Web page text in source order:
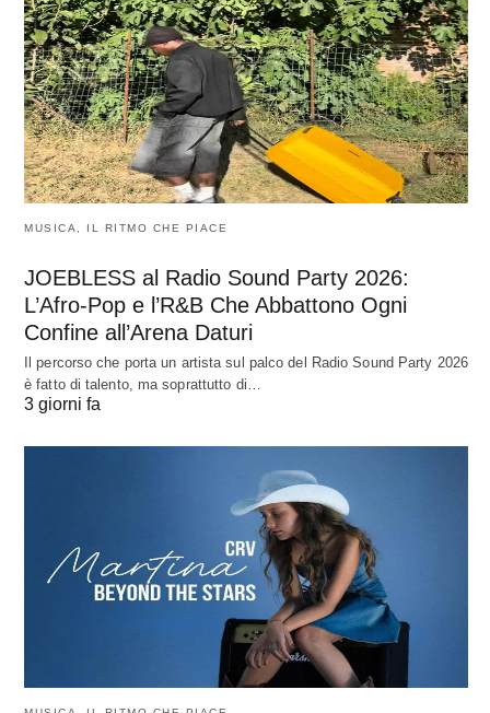
MUSICA, IL RITMO CHE PIACE
JOEBLESS al Radio Sound Party 2026:
L’Afro-Pop e l’R&B Che Abbattono Ogni
Confine all’Arena Daturi
Il percorso che porta un artista sul palco del Radio Sound Party 2026
è fatto di talento, ma soprattutto di…
3 giorni fa